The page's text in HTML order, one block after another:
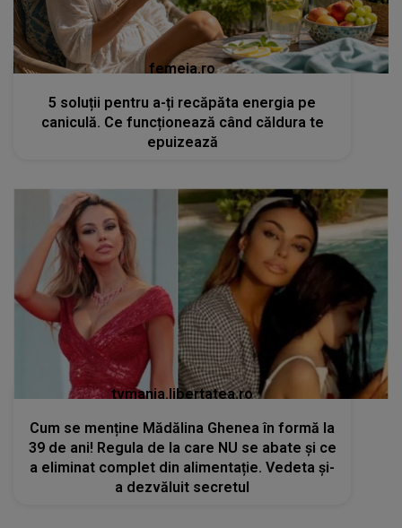
femeia.ro
5 soluții pentru a-ți recăpăta energia pe
caniculă. Ce funcționează când căldura te
epuizează
tvmania.libertatea.ro
Cum se menține Mădălina Ghenea în formă la
39 de ani! Regula de la care NU se abate și ce
a eliminat complet din alimentație. Vedeta și-
a dezvăluit secretul